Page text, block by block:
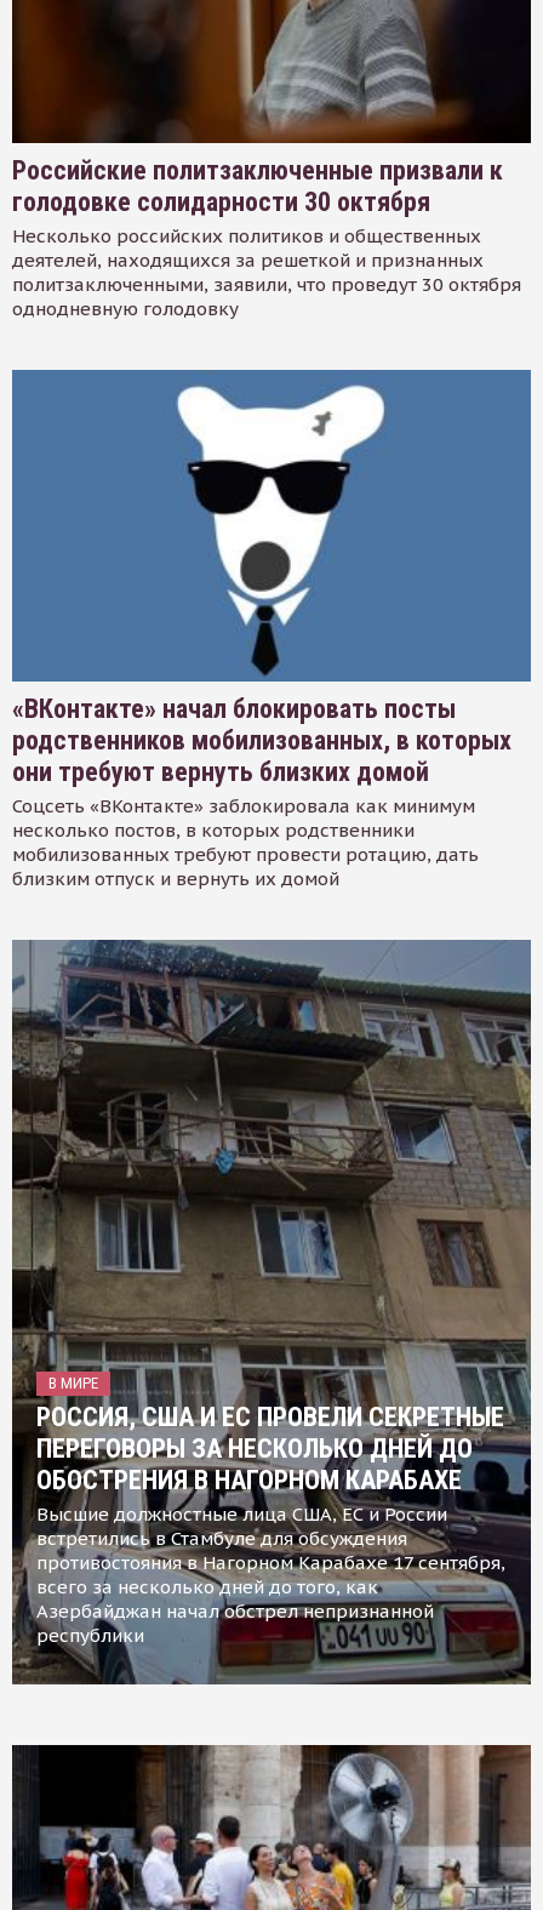
Российские политзаключенные призвали к
голодовке солидарности 30 октября
Несколько российских политиков и общественных
деятелей, находящихся за решеткой и признанных
политзаключенными, заявили, что проведут 30 октября
однодневную голодовку
«ВКонтакте» начал блокировать посты
родственников мобилизованных, в которых
они требуют вернуть близких домой
Соцсеть «ВКонтакте» заблокировала как минимум
несколько постов, в которых родственники
мобилизованных требуют провести ротацию, дать
близким отпуск и вернуть их домой
В МИРЕ
РОССИЯ, США И ЕС ПРОВЕЛИ СЕКРЕТНЫЕ
ПЕРЕГОВОРЫ ЗА НЕСКОЛЬКО ДНЕЙ ДО
ОБОСТРЕНИЯ В НАГОРНОМ КАРАБАХЕ
Высшие должностные лица США, ЕС и России
встретились в Стамбуле для обсуждения
противостояния в Нагорном Карабахе 17 сентября,
всего за несколько дней до того, как
Азербайджан начал обстрел непризнанной
республики